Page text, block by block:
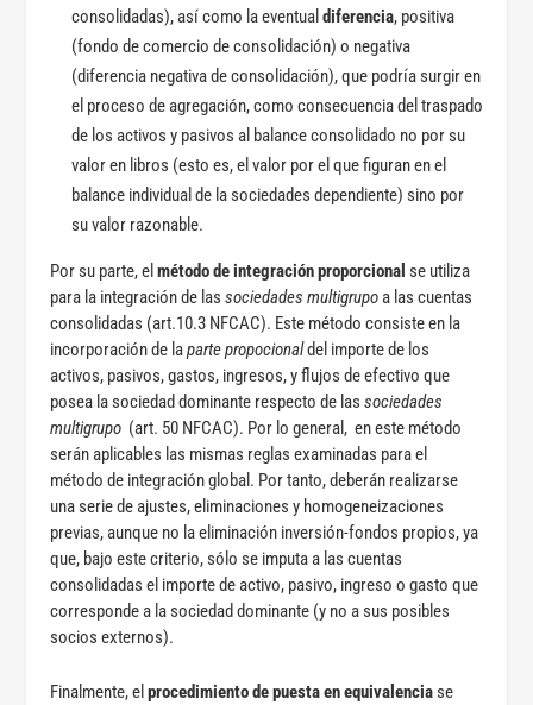
consolidadas), así como la eventual diferencia, positiva
(fondo de comercio de consolidación) o negativa
(diferencia negativa de consolidación), que podría surgir en
el proceso de agregación, como consecuencia del traspado
de los activos y pasivos al balance consolidado no por su
valor en libros (esto es, el valor por el que figuran en el
balance individual de la sociedades dependiente) sino por
su valor razonable.
Por su parte, elmétodo de integración proporcional se utiliza
para la integración de lassociedades multigrupoa las cuentas
consolidadas (art.10.3 NFCAC). Este método consiste en la
incorporación de laparte propocionaldel importe de los
activos, pasivos, gastos, ingresos, y flujos de efectivo que
posea la sociedad dominante respecto de lassociedades
multigrupo (art. 50 NFCAC). Por lo general, en este método
serán aplicables las mismas reglas examinadas para el
método de integración global. Por tanto, deberán realizarse
una serie de ajustes, eliminaciones y homogeneizaciones
previas, aunque no la eliminación inversión-fondos propios, ya
que, bajo este criterio, sólo se imputa a las cuentas
consolidadas el importe de activo, pasivo, ingreso o gasto que
corresponde a la sociedad dominante (y no a sus posibles
socios externos).
Finalmente, elprocedimiento de puesta en equivalenciase